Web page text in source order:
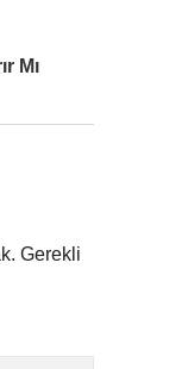
Mı
Gerekli